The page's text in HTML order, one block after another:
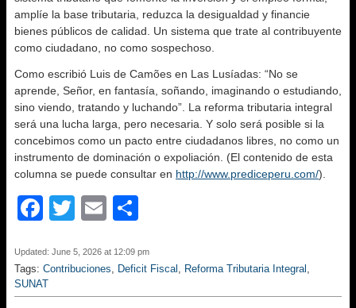
amplíe la base tributaria, reduzca la desigualdad y financie
bienes públicos de calidad. Un sistema que trate al contribuyente
como ciudadano, no como sospechoso.
Como escribió Luis de Camões en Las Lusíadas: “No se
aprende, Señor, en fantasía, soñando, imaginando o estudiando,
sino viendo, tratando y luchando”. La reforma tributaria integral
será una lucha larga, pero necesaria. Y solo será posible si la
concebimos como un pacto entre ciudadanos libres, no como un
instrumento de dominación o expoliación. (El contenido de esta
columna se puede consultar en http://www.prediceperu.com/).
F
c
e
T
tt
E
ail ar
Updated: June 5, 2026 at 12:09 pm
Tags: Contribuciones, Deficit Fiscal , Reforma Tributaria Integral ,
SUNAT